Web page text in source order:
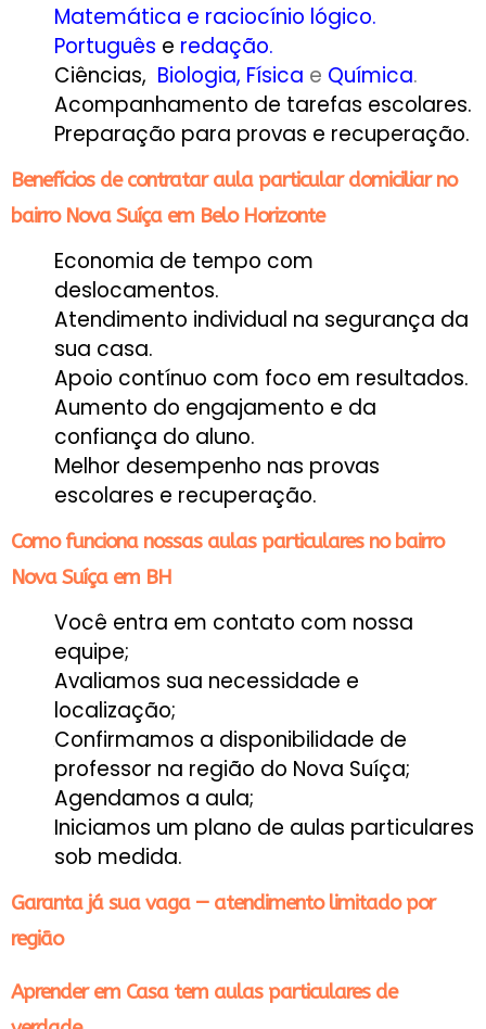
Matemática e raciocínio lógico.
Português e redação.
Ciências, Biologia, Física e Química.
Acompanhamento de tarefas escolares.
Preparação para provas e recuperação.
Benefícios de contratar aula particular domiciliar no
bairro Nova Suíça em Belo Horizonte
Economia de tempo com
deslocamentos.
Atendimento individual na segurança da
sua casa.
Apoio contínuo com foco em resultados.
Aumento do engajamento e da
confiança do aluno.
Melhor desempenho nas provas
escolares e recuperação.
Como funciona nossas aulas particulares no bairro
Nova Suíça em BH
Você entra em contato com nossa
equipe;
Avaliamos sua necessidade e
localização;
Confirmamos a disponibilidade de
professor na região do Nova Suíça;
Agendamos a aula;
Iniciamos um plano de aulas particulares
sob medida.
Garanta já sua vaga — atendimento limitado por
região
Aprender em Casa tem aulas particulares de